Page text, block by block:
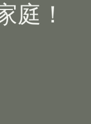
庭！